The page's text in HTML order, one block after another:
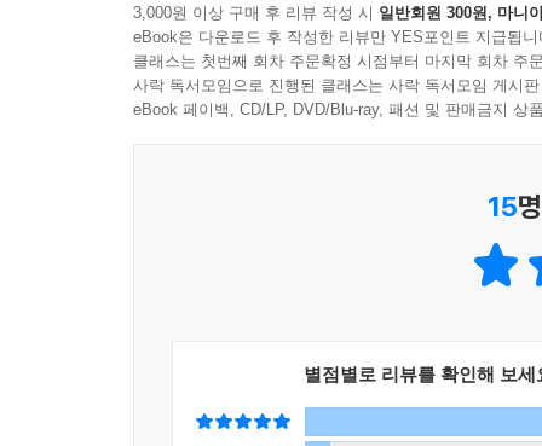
명확한 원칙을 학습 요소에 고루 담아 설계하여
■ 수학 교재이자 수학 공부 가이드북
올라갈수록 서서히 효과가 드러나게 됩니다. 개
2022 개정 수학과 교육과정의 특징은 전이성과
〈사고력 쑥쑥 키우기〉 구성이 있습니다. 배운
3,000원 이상 구매 후 리뷰 작성 시 일반회원 300원, 마니
eBook은 다운로드 후 작성한 리뷰만 YES포인트 지급됩니
클래스는 첫번째 회차 주문확정 시점부터 마지막 회차 주
사락 독서모임으로 진행된 클래스는 사락 독서모임 게시
eBook 페이백, CD/LP, DVD/Blu-ray, 패션 및 판매금지 상
15
별점별로 리뷰를 확인해 보세